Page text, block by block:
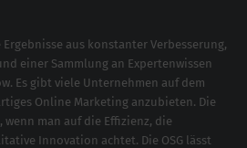
aus konstanter Verbesserung,
einer Sammlung an Expertenwissen
Es gibt viele Unternehmen auf dem
Online Marketing anzubieten. Die
man auf die Effizienz, die
Innovation achtet. Die OSG lässt